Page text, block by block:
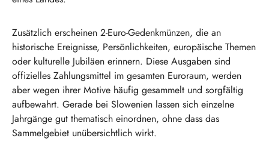
Zusätzlich erscheinen 2-Euro-Gedenkmünzen, die an
historische Ereignisse, Persönlichkeiten, europäische Themen
oder kulturelle Jubiläen erinnern. Diese Ausgaben sind
offizielles Zahlungsmittel im gesamten Euroraum, werden
aber wegen ihrer Motive häufig gesammelt und sorgfältig
aufbewahrt. Gerade bei Slowenien lassen sich einzelne
Jahrgänge gut thematisch einordnen, ohne dass das
Sammelgebiet unübersichtlich wirkt.